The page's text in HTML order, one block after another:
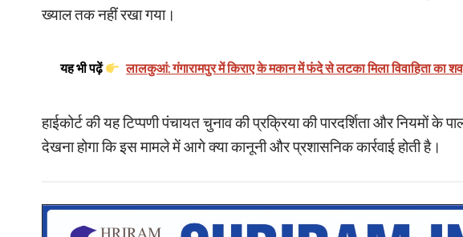
ख्याल तक नहीं रखा गया।
यह भी पढ़ें लालकुआं: गंगारामपुर में किराए के मकान में फंदे से लटका मिला विवाहिता का
हाईकोर्ट की यह टिप्पणी पंचायत चुनाव की प्रक्रिया की पारदर्शिता और नियमों
देखना होगा कि इस मामले में आगे क्या कानूनी और प्रशासनिक कार्रवाई होती है।